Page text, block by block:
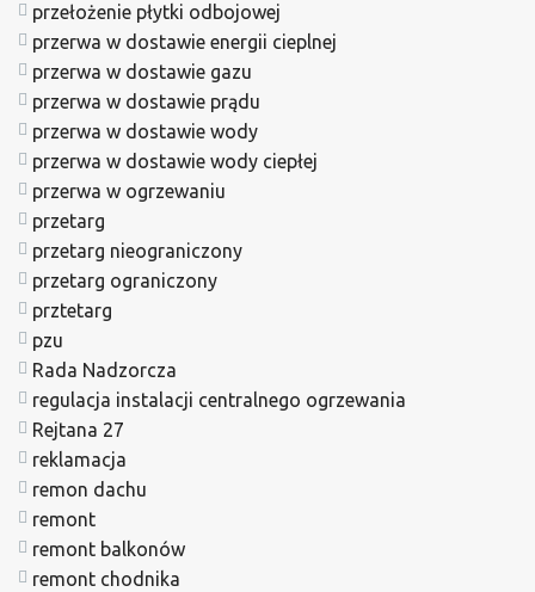
przełożenie płytki odbojowej
przerwa w dostawie energii cieplnej
przerwa w dostawie gazu
przerwa w dostawie prądu
przerwa w dostawie wody
przerwa w dostawie wody ciepłej
przerwa w ogrzewaniu
przetarg
przetarg nieograniczony
przetarg ograniczony
prztetarg
pzu
Rada Nadzorcza
regulacja instalacji centralnego ogrzewania
Rejtana 27
reklamacja
remon dachu
remont
remont balkonów
remont chodnika